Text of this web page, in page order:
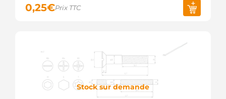
0,25€Prix TTC
Stock sur demande